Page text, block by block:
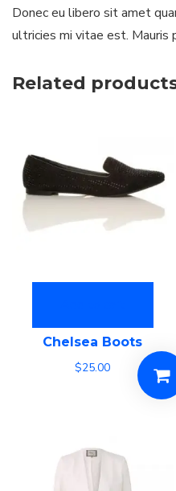
Donec eu libero sit amet
ultricies mi vitae est. Mauris
Related
Chelsea Boots
$25.00